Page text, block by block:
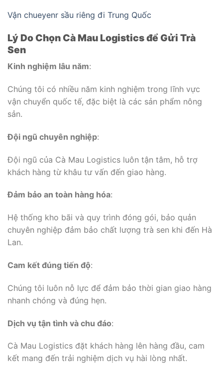
Vận chueyenr sầu riêng đi Trung Quốc
Lý Do Chọn Cà Mau Logistics để Gửi Trà
Sen
Kinh nghiệm lâu năm:
Chúng tôi có nhiều năm kinh nghiệm trong lĩnh vực
vận chuyển quốc tế, đặc biệt là các sản phẩm nông
sản.
Đội ngũ chuyên nghiệp:
Đội ngũ của Cà Mau Logistics luôn tận tâm, hỗ trợ
khách hàng từ khâu tư vấn đến giao hàng.
Đảm bảo an toàn hàng hóa:
Hệ thống kho bãi và quy trình đóng gói, bảo quản
chuyên nghiệp đảm bảo chất lượng trà sen khi đến Hà
Lan.
Cam kết đúng tiến độ:
Chúng tôi luôn nỗ lực để đảm bảo thời gian giao hàng
nhanh chóng và đúng hẹn.
Dịch vụ tận tình và chu đáo:
Cà Mau Logistics đặt khách hàng lên hàng đầu, cam
kết mang đến trải nghiệm dịch vụ hài lòng nhất.